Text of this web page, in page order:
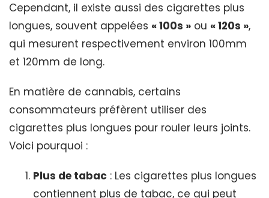
Cependant, il existe aussi des cigarettes plus
longues, souvent appelées « 100s » ou « 120s »,
qui mesurent respectivement environ 100mm
et 120mm de long.
En matière de cannabis, certains
consommateurs préfèrent utiliser des
cigarettes plus longues pour rouler leurs joints.
Voici pourquoi :
Plus de tabac : Les cigarettes plus longues
contiennent plus de tabac, ce qui peut